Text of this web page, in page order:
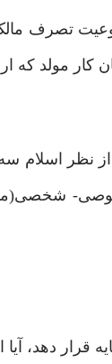
کار مولد
نظر اسلام
دهد، آیا